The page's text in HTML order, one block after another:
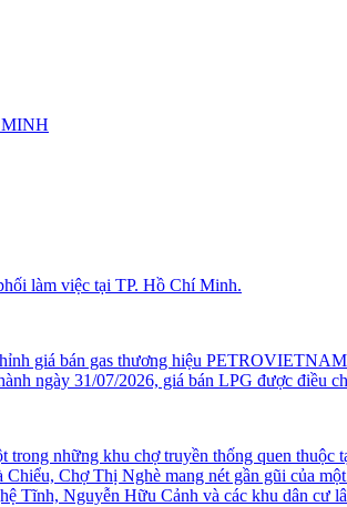
làm việc tại TP. Hồ Chí Minh.
giá bán gas thương hiệu
ngày 31/07/2026, giá bán LPG được điều
những khu chợ truyền thống quen
Chợ Thị Nghè mang nét gần gũi của
Tĩnh, Nguyễn Hữu Cảnh và các khu dân cư